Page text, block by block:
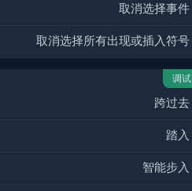
取消选择事件
取消选择所有出现或插入符号
调试
跨过去
踏入
智能步入